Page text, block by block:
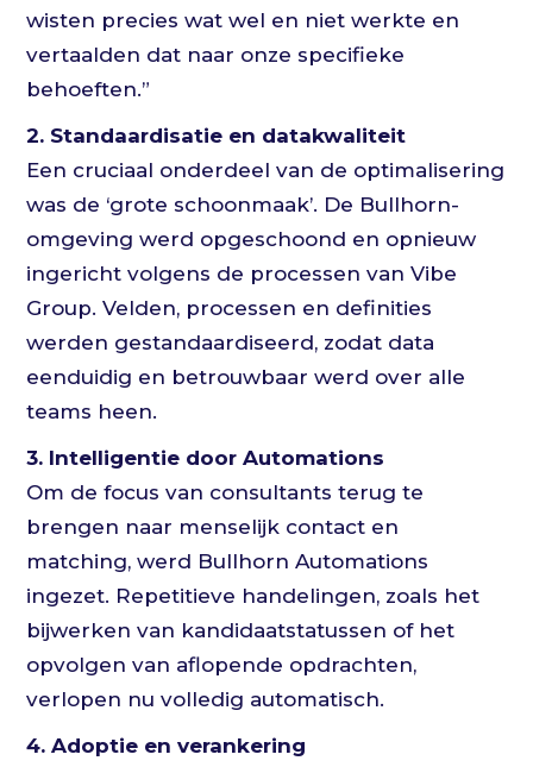
wisten precies wat wel en niet werkte en
vertaalden dat naar onze specifieke
behoeften.”
2. Standaardisatie en datakwaliteit
Een cruciaal onderdeel van de optimalisering
was de ‘grote schoonmaak’. De Bullhorn-
omgeving werd opgeschoond en opnieuw
ingericht volgens de processen van Vibe
Group. Velden, processen en definities
werden gestandaardiseerd, zodat data
eenduidig en betrouwbaar werd over alle
teams heen.
3. Intelligentie door Automations
Om de focus van consultants terug te
brengen naar menselijk contact en
matching, werd Bullhorn Automations
ingezet. Repetitieve handelingen, zoals het
bijwerken van kandidaatstatussen of het
opvolgen van aflopende opdrachten,
verlopen nu volledig automatisch.
4. Adoptie en verankering